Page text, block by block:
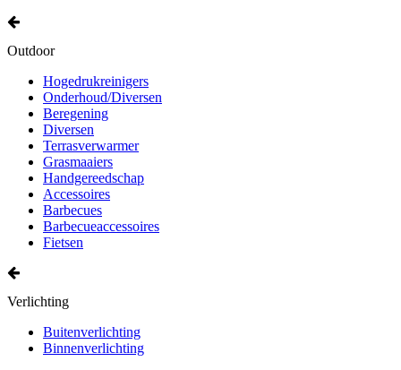
Outdoor
Hogedrukreinigers
Onderhoud/Diversen
Beregening
Diversen
Terrasverwarmer
Grasmaaiers
Handgereedschap
Accessoires
Barbecues
Barbecueaccessoires
Fietsen
Verlichting
Buitenverlichting
Binnenverlichting